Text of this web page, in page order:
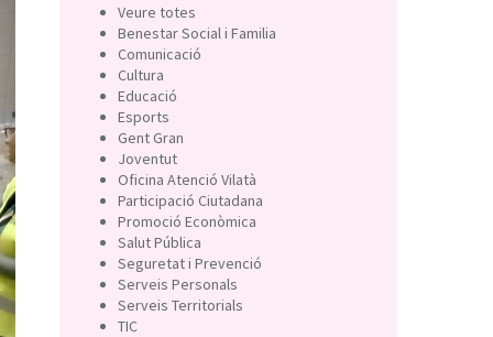
Veure totes
Benestar Social i Familia
Comunicació
Cultura
Educació
Esports
Gent Gran
Joventut
Oficina Atenció Vilatà
Participació Ciutadana
Promoció Econòmica
Salut Pública
Seguretat i Prevenció
Serveis Personals
Serveis Territorials
TIC